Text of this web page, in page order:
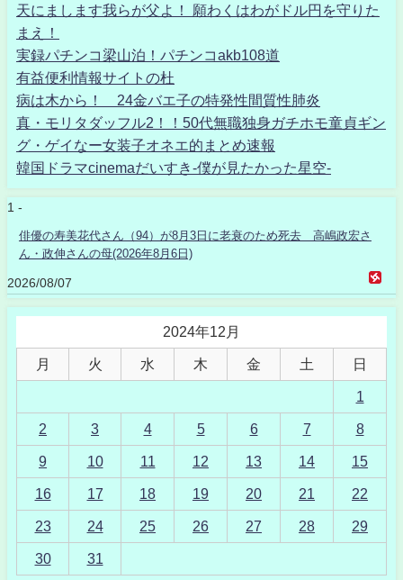
天にまします我らが父よ！ 願わくはわがドル円を守りた
まえ！
実録パチンコ梁山泊！パチンコakb108道
有益便利情報サイトの杜
病は木から！ 24金バエ子の特発性間質性肺炎
真・モリタダッフル2！！50代無職独身ガチホモ童貞ギン
グ・ゲイなー女装子オネエ的まとめ速報
韓国ドラマcinemaだいすき-僕が見たかった星空-
1 -
俳優の寿美花代さん（94）が8月3日に老衰のため死去 高嶋政宏さ
ん・政伸さんの母(2026年8月6日)
2026/08/07
2024年12月
月 火 水 木 金 土 日
1
2 3 4 5 6 7 8
9 10 11 12 13 14 15
16 17 18 19 20 21 22
23 24 25 26 27 28 29
30
31